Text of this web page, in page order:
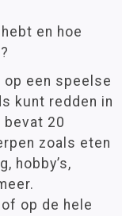
en hoe
een speelse
kunt redden in
20
zoals eten
hobby’s,
op de hele